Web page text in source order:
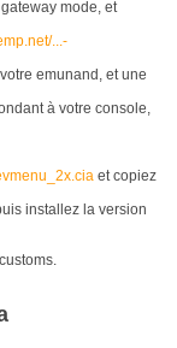
mode, et
...-
emunand, et une
à votre console,
et copiez
installez la version